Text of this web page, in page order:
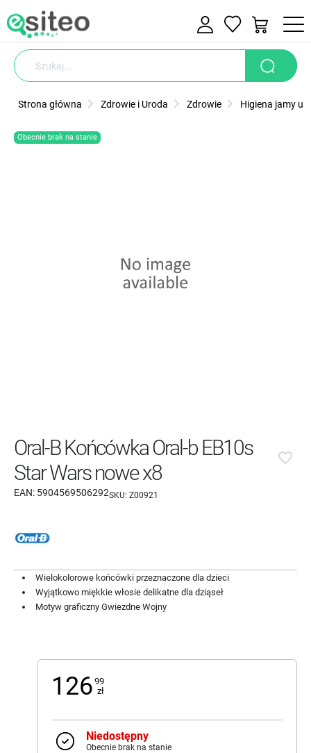
Strona główna Zdrowie i Uroda Zdrowie Higiena jamy
Obecnie brak na stanie
Oral-B Końcówka Oral-b EB10s
Star Wars nowe x8
EAN: 5904569506292SKU: Z00921
favorite_border
Wielokolorowe końcówki przeznaczone dla dzieci
Wyjątkowo miękkie włosie delikatne dla dziąseł
Motyw graficzny Gwiezdne Wojny
126 99
zł
Niedostępny
Obecnie brak na stanie